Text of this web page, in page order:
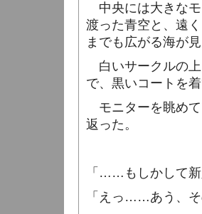
中央には大きなモ
渡った青空と、遠
までも広がる海が見
白いサークルの
で、黒いコートを着
モニターを眺めて
返った。
「……もしかして新
「えっ……あう、